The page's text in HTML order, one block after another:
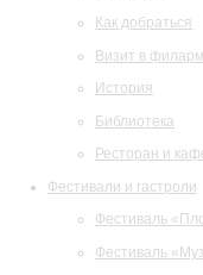
Как добраться
Визит в
История
Библиотека
Ресторан и
Фестивали и гастроли
Фестиваль
Фестиваль